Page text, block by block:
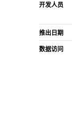
开发人员
推出日期
数据访问